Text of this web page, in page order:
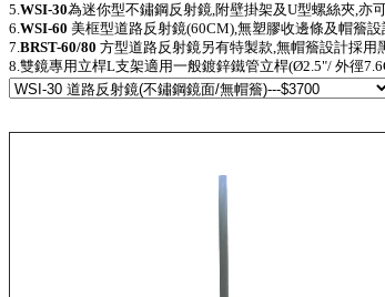
5.WSI-30為迷你型不鏽鋼反射鏡,附壁掛架及U型螺絲夾,亦
6.WSI-60 美框型道路反射鏡(60CM),無塑膠收邊條及帽簷
7.BRST-60/80 方型道路反射鏡另有特製款,無帽簷設計採用
8.雙鏡專用立桿L支架適用一般鍍鋅鐵管立桿(Ø2.5"/ 外徑